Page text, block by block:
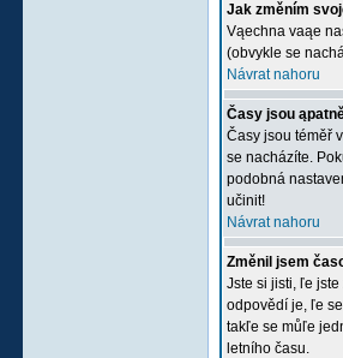
Jak změním
Vąechna vaąe
(obvykle se
Návrat nahoru
Časy jsou
Časy jsou téměř
se nacházíte.
podobná
učinit!
Návrat nahoru
Změnil jsem
Jste si jisti, ľe
odpovědí je, ľe
takľe se můľe
letního času.